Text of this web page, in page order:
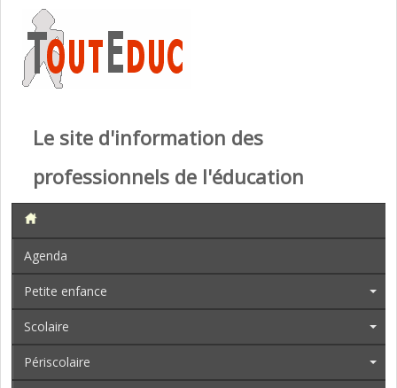
Le site d'information des
professionnels de l'éducation
Agenda
Petite enfance
Scolaire
Périscolaire